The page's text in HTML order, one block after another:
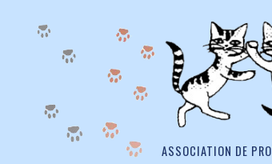
ASSOCIATION DE